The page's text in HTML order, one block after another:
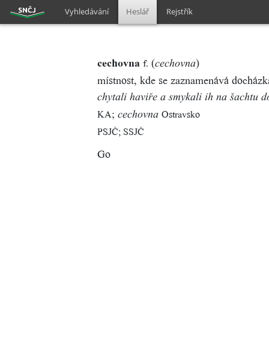
Vyhledávání Heslář Rejstřík
cechovna f. (cechovna)
místnost, kde se zaznamenává
chytali haviře a smykali ih na šachtu
KA; cechovna Ostravsko
PSJČ; SSJČ
Go